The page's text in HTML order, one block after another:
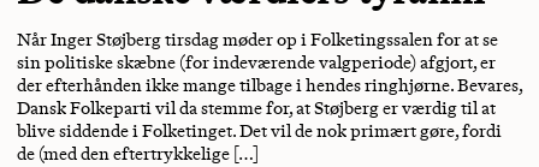
Når Inger Støjberg tirsdag møder op i Folketingssalen for at se
sin politiske skæbne (for indeværende valgperiode) afgjort, er
der efterhånden ikke mange tilbage i hendes ringhjørne. Bevares,
Dansk Folkeparti vil da stemme for, at Støjberg er værdig til at
blive siddende i Folketinget. Det vil de nok primært gøre, fordi
de (med den eftertrykkelige […]